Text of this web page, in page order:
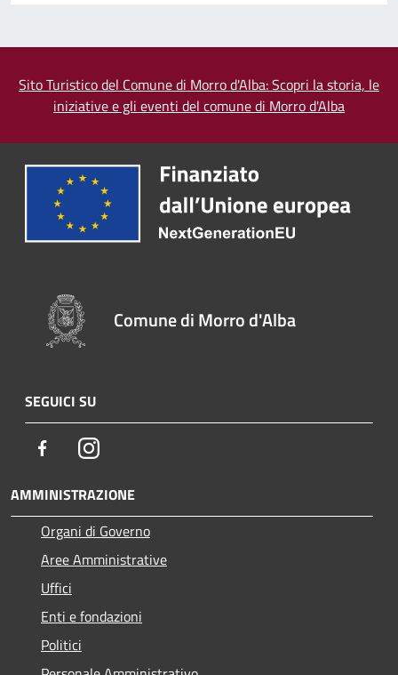
Sito Turistico del Comune di Morro d'Alba: Scopri la storia, le
iniziative e gli eventi del comune di Morro d'Alba
Comune di Morro d'Alba
SEGUICI SU
FacebookInstagram
AMMINISTRAZIONE
Organi di Governo
Aree Amministrative
Uffici
Enti e fondazioni
Politici